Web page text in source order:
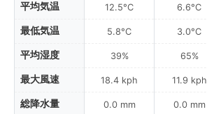
平均気温
最低気温
平均湿度
最大風速
総降水量
12.5°C
5.8°C
39%
18.4 kph
0.0 mm
6.6°C
3.0°C
65%
11.9 kph
0.0 mm